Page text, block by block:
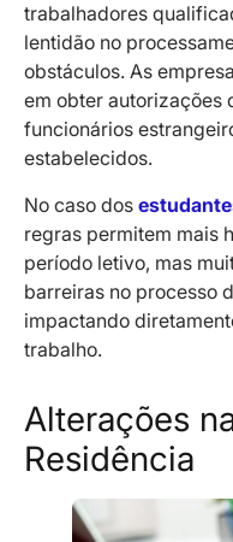
trabalhadores
lentidão no
obstáculos. As
em obter autorizações
funcionários
estabelecidos.
No caso dos
regras permitem mais
período letivo, mas
barreiras no processo
impactando
trabalho.
Alterações
Residência